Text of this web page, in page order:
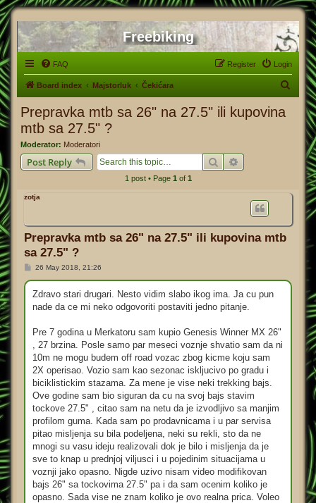
Freebiking
FAQ Login
Register
Board index Majstorluk Čekićara
Prepravka mtb sa 26" na 27.5" ili kupovina
mtb sa 27.5" ?
Moderator: Moderatori
Post Reply Search Advanced search
1 post • Page 1 of 1
zotja
Prepravka mtb sa 26" na 27.5" ili kupovina mtb
sa 27.5" ?
P
s
t
26 May 2018, 21:26
Zdravo stari drugari. Nesto vidim slabo ikog ima. Ja cu pun
nade da ce mi neko odgovoriti postaviti jedno pitanje.
Pre 7 godina u Merkatoru sam kupio Genesis Winner MX 26"
, 27 brzina. Posle samo par meseci voznje shvatio sam da ni
10m ne mogu budem off road vozac zbog kicme koju sam
2X operisao. Vozio sam kao sezonac iskljucivo po gradu i
biciklistickim stazama. Za mene je vise neki trekking bajs.
Ove godine sam bio siguran da cu na svoj bajs stavim
tockove 27.5" , citao sam na netu da je izvodljivo sa manjim
profilom guma. Kada sam po prodavnicama i u par servisa
pitao misljenja su bila podeljena, neki su rekli, sto da ne
mnogi su vasu ideju realizovali dok je bilo i misljenja da je
sve to knap u prednjoj viljusci i u pojedinim situacijama u
voznji jako opasno. Nigde uzivo nisam video modifikovan
bajs 26" sa tockovima 27.5" pa i da sam ocenim koliko je
opasno. Sada vise ne znam koliko je ovo realna prica. Voleo